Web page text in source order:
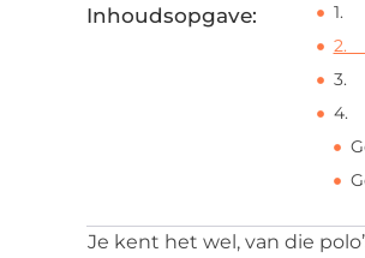
Inhoudsopgave:
1.
2.
3.
4.
Je kent het wel, van die